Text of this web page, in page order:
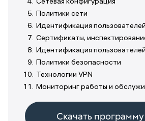
Политики сети
Идентификация пользователей
Сертификаты,
Идентификация пользователей
Политики безопасности
Технологии VPN
Мониторинг работы и
Скачать программу